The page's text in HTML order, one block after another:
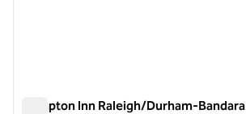
Hampton Inn Raleigh/Durham-Bandara